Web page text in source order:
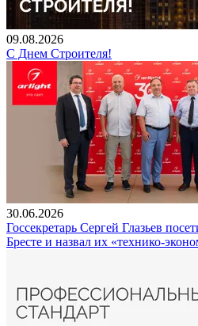
09.08.2026
С Днем Строителя!
30.06.2026
Госсекретарь Сергей Глазьев
Бресте и назвал их «технико-